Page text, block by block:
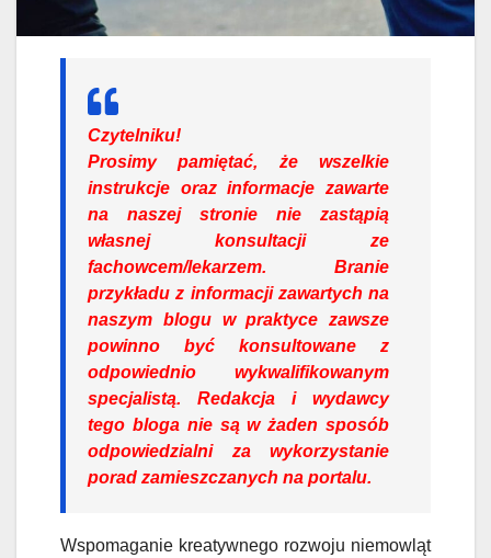
Czytelniku!
Prosimy pamiętać, że wszelkie
instrukcje oraz informacje zawarte
na naszej stronie nie zastąpią
własnej konsultacji ze
fachowcem/lekarzem. Branie
przykładu z informacji zawartych na
naszym blogu w praktyce zawsze
powinno być konsultowane z
odpowiednio wykwalifikowanym
specjalistą. Redakcja i wydawcy
tego bloga nie są w żaden sposób
odpowiedzialni za wykorzystanie
porad zamieszczanych na portalu.
Wspomaganie kreatywnego rozwoju niemowląt